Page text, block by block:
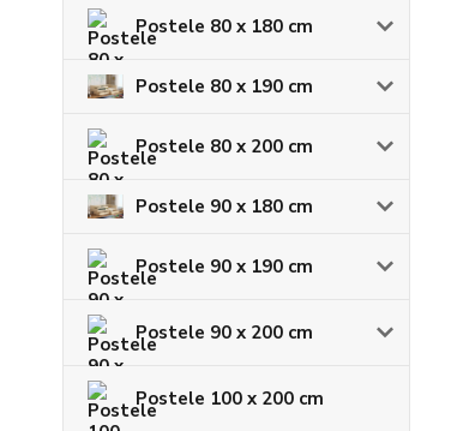
Postele 80 x 180 cm
Postele 80 x 190 cm
Postele 80 x 200 cm
Postele 90 x 180 cm
Postele 90 x 190 cm
Postele 90 x 200 cm
Postele 100 x 200 cm